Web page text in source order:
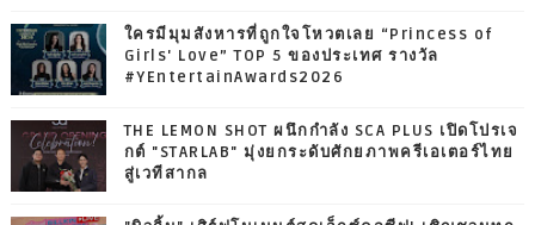
ใครมีมุมสังหารที่ถูกใจโหวตเลย “Princess of
Girls' Love” TOP 5 ของประเทศ รางวัล
#YEntertainAwards2026
THE LEMON SHOT ผนึกกำลัง SCA PLUS เปิดโปรเจ
กต์ "STARLAB" มุ่งยกระดับศักยภาพครีเอเตอร์ไทย
สู่เวทีสากล